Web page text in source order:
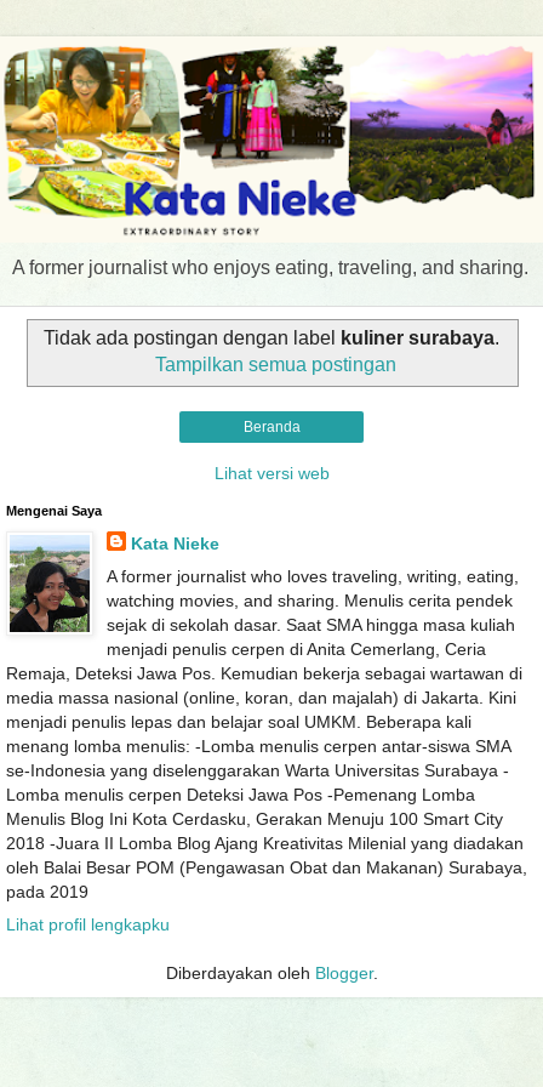
A former journalist who enjoys eating, traveling, and sharing.
Tidak ada postingan dengan label kuliner surabaya.
Tampilkan semua postingan
Beranda
Lihat versi web
Mengenai Saya
Kata Nieke
A former journalist who loves traveling, writing, eating,
watching movies, and sharing. Menulis cerita pendek
sejak di sekolah dasar. Saat SMA hingga masa kuliah
menjadi penulis cerpen di Anita Cemerlang, Ceria
Remaja, Deteksi Jawa Pos. Kemudian bekerja sebagai wartawan di
media massa nasional (online, koran, dan majalah) di Jakarta. Kini
menjadi penulis lepas dan belajar soal UMKM. Beberapa kali
menang lomba menulis: -Lomba menulis cerpen antar-siswa SMA
se-Indonesia yang diselenggarakan Warta Universitas Surabaya -
Lomba menulis cerpen Deteksi Jawa Pos -Pemenang Lomba
Menulis Blog Ini Kota Cerdasku, Gerakan Menuju 100 Smart City
2018 -Juara II Lomba Blog Ajang Kreativitas Milenial yang diadakan
oleh Balai Besar POM (Pengawasan Obat dan Makanan) Surabaya,
pada 2019
Lihat profil lengkapku
Diberdayakan oleh Blogger.